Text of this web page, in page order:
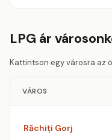
LPG ár
Kattintson egy városra az
VÁROS
Răchiți Gorj